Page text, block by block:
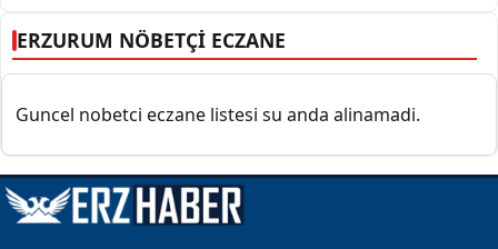
ERZURUM NÖBETÇİ ECZANE
Guncel nobetci eczane listesi su anda alinamadi.